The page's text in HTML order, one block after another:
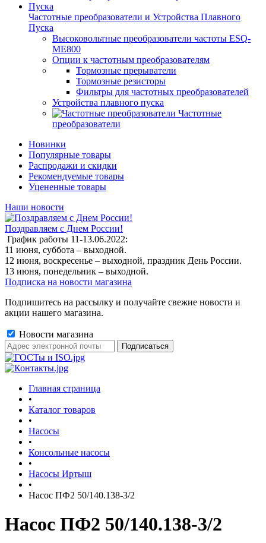
Частотные преобразователи и Устройства Плавного
Пуска
Высоковольтные преобразователи частоты ESQ-
ME800
Опции к частотным преобразователям
Тормозные прерыватели
Тормозные резисторы
Фильтры для частотных преобразователей
Устройства плавного пуска
Частотные
преобразователи
Новинки
Популярные товары
Распродажи и скидки
Рекомендуемые товары
Уцененные товары
Наши новости
Поздравляем с Днем России!
График работы 11-13.06.2022:
11 июня, суббота – выходной.
12 июня, воскресенье – выходной, праздник День России.
13 июня, понедельник – выходной.
Подписка на новости магазина
Подпишитесь на рассылку и получайте свежие новости и
акции нашего магазина.
Новости магазина
Главная страница
•
Каталог товаров
•
Насосы
•
Консольные насосы
•
Насосы Иртыш
•
Насос ПФ2 50/140.138-3/2
Насос ПФ2 50/140.138-3/2